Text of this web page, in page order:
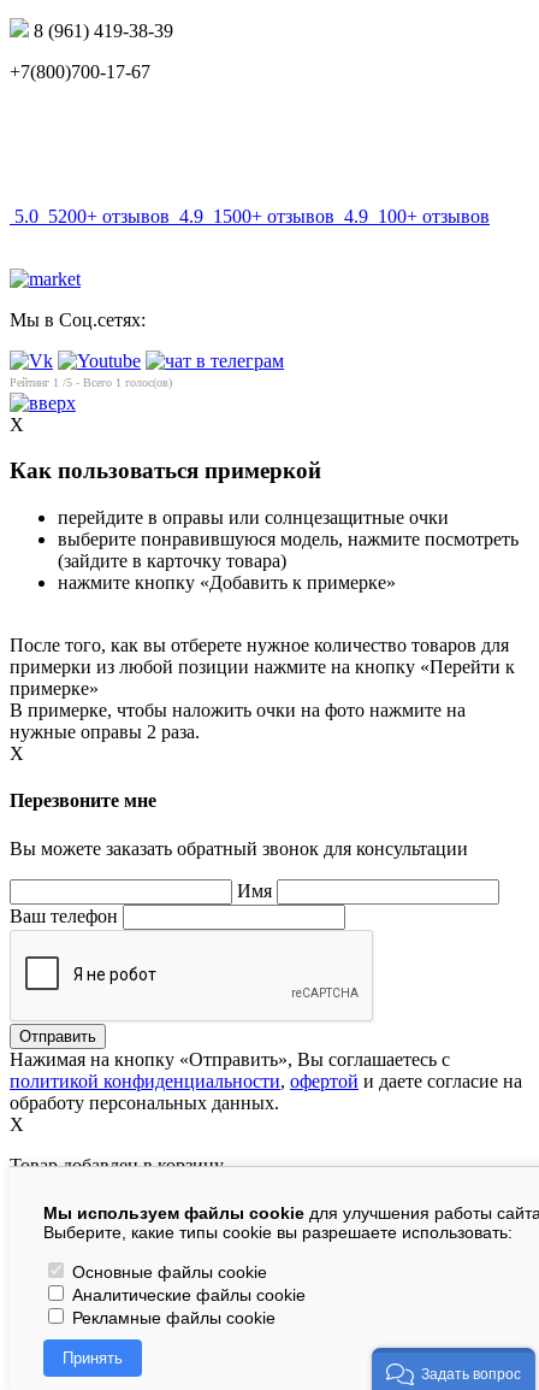
8 (961) 419-38-39
+7(800)700-17-67
5.0 5200+ отзывов 4.9 1500+ отзывов 4.9 100+ отзывов
Мы в Соц.сетях:
Рейтинг 1 /5 - Всего 1 голос(ов)
Мы используем файлы cookie для улучшения работы
Выберите, какие типы cookie вы разрешаете использовать:
Основные файлы cookie
Аналитические файлы cookie
Рекламные файлы cookie
Принять
X
Как пользоваться примеркой
перейдите в оправы или солнцезащитные очки
выберите понравившуюся модель, нажмите посмотреть
(зайдите в карточку товара)
нажмите кнопку «Добавить к примерке»
После того, как вы отберете нужное количество товаров для
примерки из любой позиции нажмите на кнопку «Перейти к
примерке»
В примерке, чтобы наложить очки на фото нажмите на
нужные оправы 2 раза.
X
Перезвоните мне
Вы можете заказать обратный звонок для консультации
Имя
Ваш телефон
Нажимая на кнопку «Отправить», Вы соглашаетесь с
политикой конфиденциальности, офертой и даете согласие на
обработу персональных данных.
X
Товар добавлен в корзину
В корзине:шт.
На сумму:руб.
Перейти в корзину
Продолжить покупки
Задать вопрос